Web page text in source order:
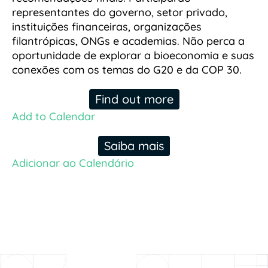
representantes do governo, setor privado,
instituições financeiras, organizações
filantrópicas, ONGs e academias. Não perca a
oportunidade de explorar a bioeconomia e suas
conexões com os temas do G20 e da COP 30.
Find out more
Add to Calendar
Saiba mais
Adicionar ao Calendário